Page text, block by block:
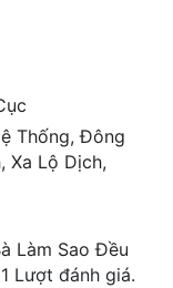
Thống,Đông
, Xa Lộ Dịch,
Làm Sao Đều
1 Lượt đánh giá.